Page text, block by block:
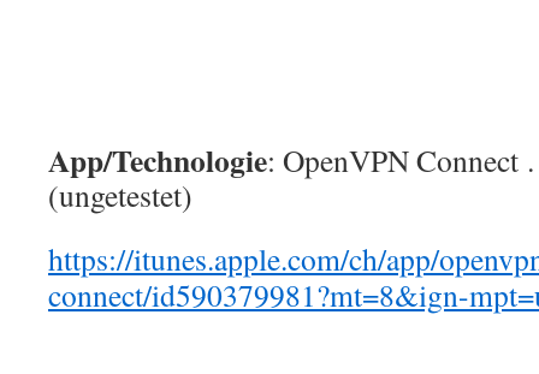
App/Technologie: OpenVPN
(ungetestet)
https://itunes.apple.com/ch/app/
connect/id590379981?mt=8&ign-